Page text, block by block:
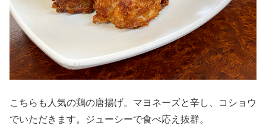
こちらも人気の鶏の唐揚げ。マヨネーズと辛し、コショウ
でいただきます。ジューシーで食べ応え抜群。